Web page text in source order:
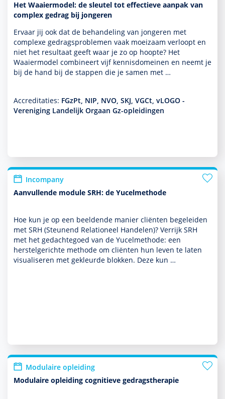
Het Waaiermodel: de sleutel tot effectieve aanpak van
complex gedrag bij jongeren
Ervaar jij ook dat de behan­del­ing van jongeren met
complexe gedragspro­ble­men vaak moeizaam verloopt en
niet het resultaat geeft waar je zo op hoopte? Het
Waaiermodel combineert vijf kennisdomeinen en neemt je
bij de hand bij de stappen die je samen met …
Accreditaties: FGzPt, NIP, NVO, SKJ, VGCt, vLOGO -
Vereniging Landelijk Orgaan Gz-opleidingen
Incompany
Aanvullende module SRH: de Yucelmethode
Hoe kun je op een beeldende manier cliënten bege­leiden
met SRH (Steunend Relationeel Han­delen)? Verrijk SRH
met het gedachtegoed van de Yucelmethode: een
herstelgerichte methode om cliënten hun leven te laten
visualiseren met gekleurde blokken. Deze kun …
Modulaire opleiding
Modulaire opleiding cognitieve gedragstherapie